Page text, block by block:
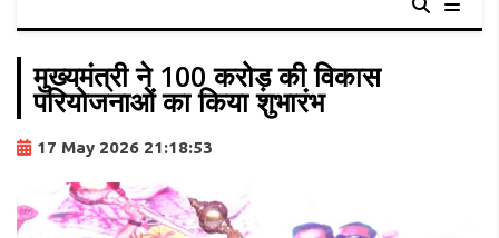
मुख्यमंत्री ने 100 करोड़ की विकास
परियोजनाओं का किया शुभारंभ
17 May 2026 21:18:53